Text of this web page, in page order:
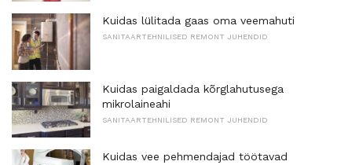
Kuidas lülitada gaas oma veemahuti
SANITAARTEHNILISED REMONT JUHENDID
Kuidas paigaldada kõrglahutusega
mikrolaineahi
SANITAARTEHNILISED REMONT JUHENDID
Kuidas vee pehmendajad töötavad